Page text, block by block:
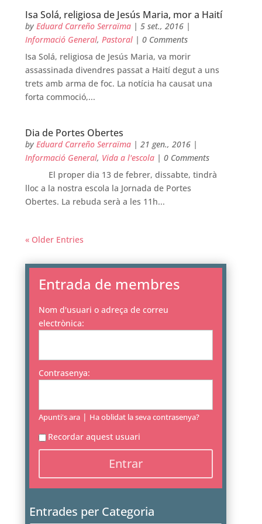
Isa Solá, religiosa de Jesús Maria, mor a Haití
by Eduard Carreño Serraïma | 5 set., 2016 |
Informació General, Pastoral | 0 Comments
Isa Solá, religiosa de Jesús Maria, va morir
assassinada divendres passat a Haití degut a uns
trets amb arma de foc. La notícia ha causat una
forta commoció,...
Dia de Portes Obertes
by Eduard Carreño Serraïma | 21 gen., 2016 |
Informació General, Vida a l'escola | 0 Comments
El proper dia 13 de febrer, dissabte, tindrà
lloc a la nostra escola la Jornada de Portes
Obertes. La rebuda serà a les 11h...
« Older Entries
Entrada de membres
Nom d'usuari o adreça de correu
electrònica:
Contrasenya:
Apunti's ara | Ha oblidat la seva contrasenya?
Recordar aquest usuari
Entrades per Categoria